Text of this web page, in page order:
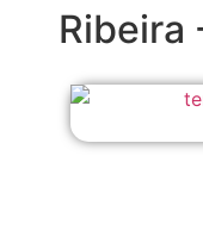
Ribeira